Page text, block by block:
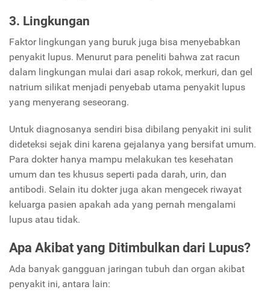
3. Lingkungan
Faktor lingkungan yang buruk juga bisa menyebabkan
penyakit lupus. Menurut para peneliti bahwa zat racun
dalam lingkungan mulai dari asap rokok, merkuri, dan gel
natrium silikat menjadi penyebab utama penyakit lupus
yang menyerang seseorang.
Untuk diagnosanya sendiri bisa dibilang penyakit ini sulit
dideteksi sejak dini karena gejalanya yang bersifat umum.
Para dokter hanya mampu melakukan tes kesehatan
umum dan tes khusus seperti pada darah, urin, dan
antibodi. Selain itu dokter juga akan mengecek riwayat
keluarga pasien apakah ada yang pernah mengalami
lupus atau tidak.
Apa Akibat yang Ditimbulkan dari Lupus?
Ada banyak gangguan jaringan tubuh dan organ akibat
penyakit ini, antara lain: